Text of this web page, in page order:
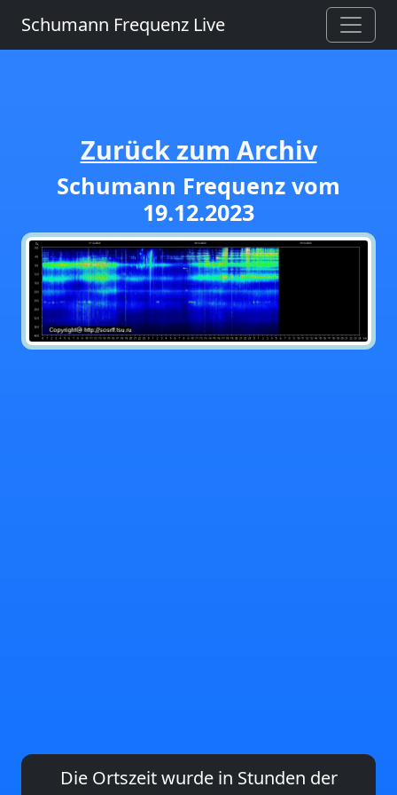
Schumann Frequenz Live
Zurück zum Archiv
Schumann Frequenz vom
19.12.2023
Die Ortszeit wurde in Stunden der